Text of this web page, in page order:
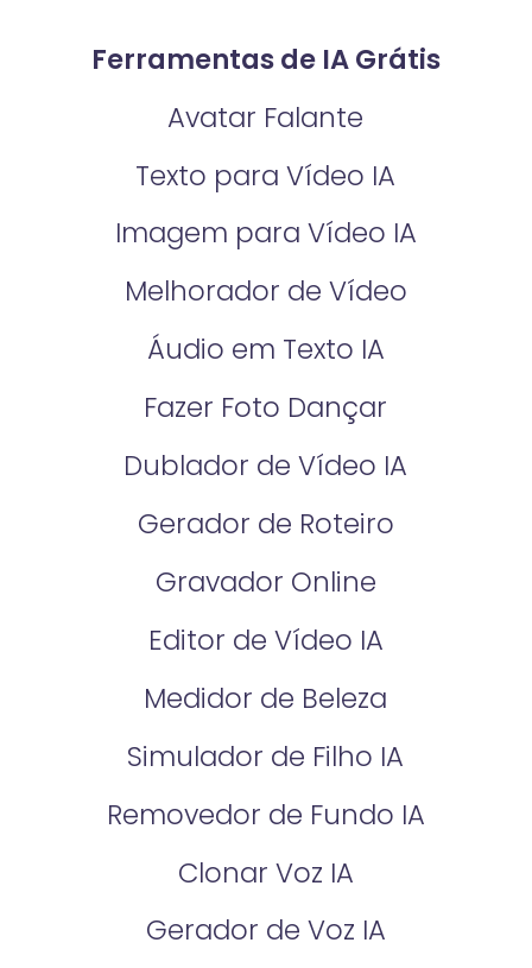
Ferramentas de IA Grátis
Avatar Falante
Texto para Vídeo IA
Imagem para Vídeo IA
Melhorador de Vídeo
Áudio em Texto IA
Fazer Foto Dançar
Dublador de Vídeo IA
Gerador de Roteiro
Gravador Online
Editor de Vídeo IA
Medidor de Beleza
Simulador de Filho IA
Removedor de Fundo IA
Clonar Voz IA
Gerador de Voz IA